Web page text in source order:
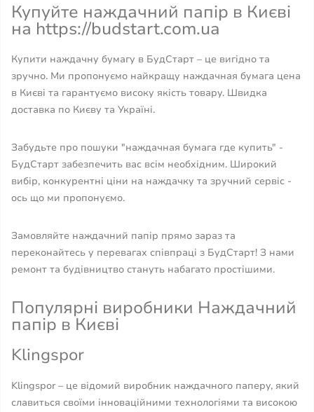
Купуйте наждачний папір в Києві
на https://budstart.com.ua
Купити наждачну бумагу в БудСтарт – це вигідно та
зручно. Ми пропонуємо найкращу наждачная бумага цена
в Києві та гарантуємо високу якість товару. Швидка
доставка по Києву та Україні.
Забудьте про пошуки "наждачная бумага где купить" -
БудСтарт забезпечить вас всім необхідним. Широкий
вибір, конкурентні ціни на наждачку та зручний сервіс -
ось що ми пропонуємо.
Замовляйте наждачний папір прямо зараз та
переконайтесь у перевагах співпраці з БудСтарт! З нами
ремонт та будівництво стануть набагато простішими.
Популярні виробники Наждачний
папір в Києві
Klingspor
Klingspor – це відомий виробник наждачного паперу, який
славиться своїми інноваційними технологіями та високою